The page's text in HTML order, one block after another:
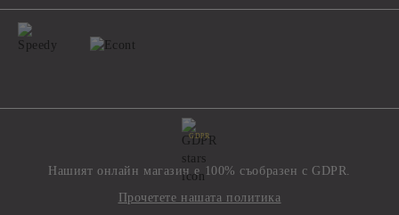
GDPR
Нашият онлайн магазин е 100% съобразен с GDPR.
Прочетете нашата политика